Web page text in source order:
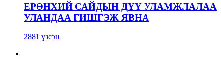
ЕРӨНХИЙ САЙДЫН ДҮҮ УЛАМЖЛАЛАА
УЛАНДАА ГИШГЭЖ ЯВНА
2881 үзсэн